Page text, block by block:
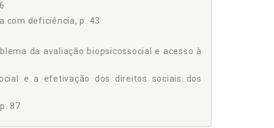
COM DEFICIÊNCIA. DEFICIÊNCIA GRAVE, p.
com deficiência, p. 43
da avaliação biopsicossocial e acesso à
e a efetivação dos direitos sociais dos
87